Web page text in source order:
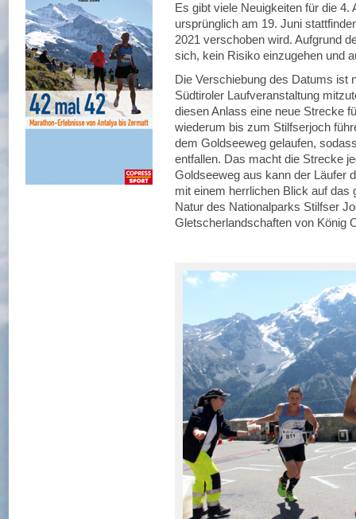
Es gibt viele Neuigkeiten für die
ursprünglich am 19. Juni
2021 verschoben wird. Aufgrund
sich, kein Risiko einzugehen und
Die Verschiebung des Datums ist
Südtiroler Laufveranstaltung
diesen Anlass eine neue Strecke
wiederum bis zum Stilfserjoch
dem Goldseeweg gelaufen,
entfallen. Das macht die Strecke
Goldseeweg aus kann der Läufer
mit einem herrlichen Blick auf das
Natur des Nationalparks Stilfser
Gletscherlandschaften von König